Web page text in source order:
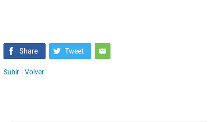
Subir Volver